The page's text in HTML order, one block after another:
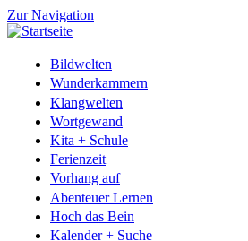
Zur Navigation
Bildwelten
Wunderkammern
Klangwelten
Wortgewand
Kita + Schule
Ferienzeit
Vorhang auf
Abenteuer Lernen
Hoch das Bein
Kalender + Suche